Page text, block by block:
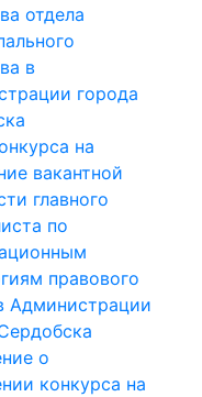
отдела
в
города
на
вакантной
главного
по
правового
Администрации
о
конкурса на